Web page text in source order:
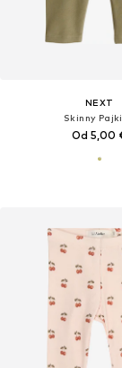
NEXT
Skinny
Od 5,00